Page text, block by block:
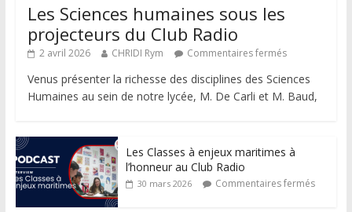
Les Sciences humaines sous les
projecteurs du Club Radio
2 avril 2026 CHRIDI Rym Commentaires fermés
Venus présenter la richesse des disciplines des Sciences
Humaines au sein de notre lycée, M. De Carli et M. Baud,
Les Classes à enjeux maritimes à
l’honneur au Club Radio
30 mars 2026 Commentaires fermés